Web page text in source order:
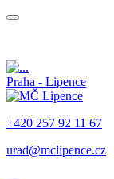
Praha - Lipence
+420 257 92 11 67
urad@mclipence.cz